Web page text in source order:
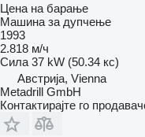
Цена на барање
Машина за дупчење
1993
2.818 м/ч
Сила 37 kW (50.34 кс)
Австрија, Vienna
Metadrill GmbH
Контактирајте го